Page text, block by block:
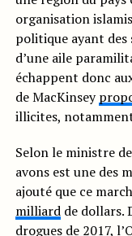
organisation
politique ayant des
d’une aile
échappent donc
de MacKinsey
illicites,
Selon le ministre
avons est une des
ajouté que ce
milliardde dollars.
drogues de 2017,